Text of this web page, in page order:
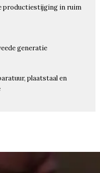
productiestijging in ruim
generatie
plaatstaal en